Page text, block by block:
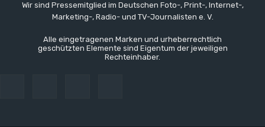
Wir sind Pressemitglied im Deutschen Foto-, Print-, Internet-,
Marketing-, Radio- und TV-Journalisten e. V.
Alle eingetragenen Marken und urheberrechtlich
geschützten Elemente sind Eigentum der jeweiligen
Rechteinhaber.